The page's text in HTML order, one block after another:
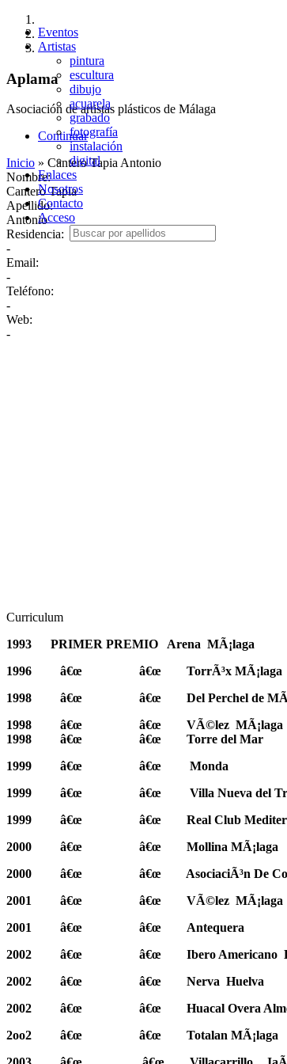
Eventos
Artistas
pintura
escultura
dibujo
acuarela
grabado
fotografía
instalación
digital
Enlaces
Nosotros
Contacto
Acceso
Aplama
Asociación de artistas plásticos de Málaga
Continuar
Inicio » Cantero Tapia Antonio
Nombre:
Cantero Tapia
Apellido:
Antonio
Residencia:
-
Email:
-
Teléfono:
-
Web:
-
Curriculum
1993
PRIMER PREMIO Arena MÃ¡laga
1996
â€œ â€œ
TorrÃ³x MÃ¡laga
1998
â€œ â€œ
Del Perchel de
1998
â€œ â€œ VÃ©lez MÃ¡laga
1998
â€œ â€œ
Torre del Mar
1999
â€œ â€œ
Monda
1999
â€œ â€œ
Villa Nueva del
1999
â€œ â€œ
Real Club
2000
â€œ â€œ
Mollina MÃ¡laga
2000
â€œ â€œ
AsociaciÃ³n De
2001
â€œ â€œ VÃ©lez MÃ¡laga
2001
â€œ â€œ
Antequera
2002
â€œ â€œ Ibero Americano
2002
â€œ â€œ Nerva Huelva
2002
â€œ â€œ
Huacal Overa
2oo2
â€œ â€œ
Totalan MÃ¡laga